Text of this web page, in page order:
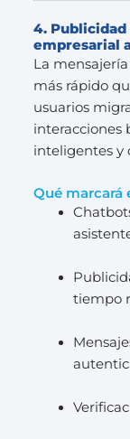
4.
empresarial
La
más rápido
usuarios
interacciones
inteligentes y
Qué marcará
tiempo